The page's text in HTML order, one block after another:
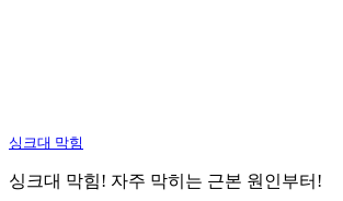
싱크대 막힘
싱크대 막힘! 자주 막히는 근본 원인부터!